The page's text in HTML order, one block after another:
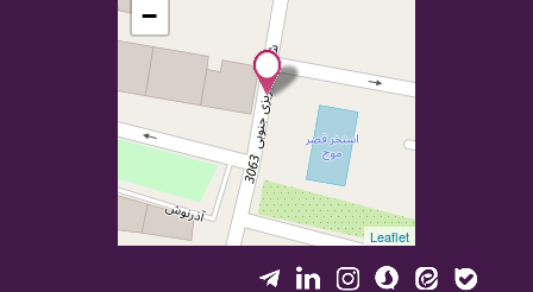
−
Leaflet